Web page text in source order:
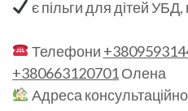
є пільги для дітей
Телефони
+380663120701Олена
Адреса